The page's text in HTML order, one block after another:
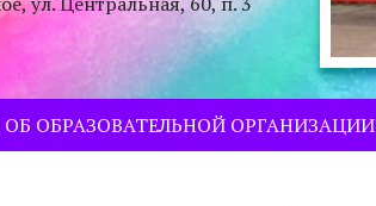
ОБ ОБРАЗОВАТЕЛЬНОЙ ОРГАНИЗАЦИИ